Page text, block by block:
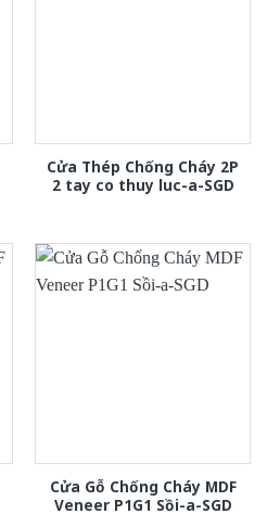
Cửa Thép Chống Cháy 2P
2 tay co thuy luc-a-SGD
Cửa Gỗ Chống Cháy MDF
Veneer P1G1 Sồi-a-SGD